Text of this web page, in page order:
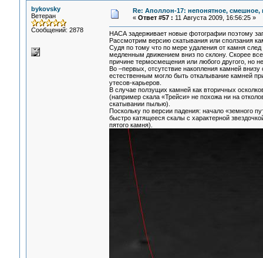
bykovsky
Ветеран
Сообщений: 2878
Re: Аполлон-17: непонятное, смешное,
« Ответ #57 : 11 Августа 2009, 16:56:25 »
НАСА задерживает новые фотографии поэтому
Рассмотрим версию скатывания или сползания
Судя по тому что по мере удаления от камня
медленным движением вниз по склону. Скорее
причине термосмещения или любого другого, но
Во –первых, отсутствие накопления камней
естественным могло быть откалывание камней
утесов-карьеров.
В случае ползущих камней как вторичных
(например скала «Трейси» не похожа ни на
скатывании пылью).
Поскольку по версии падения: начало «земного
быстро катящееся скалы с характерной
пятого камня).